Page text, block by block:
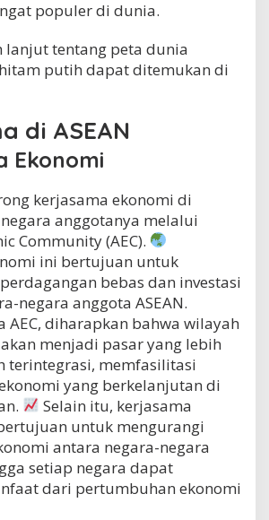
populer di dunia.
lanjut tentang peta dunia
putih dapat ditemukan di
di ASEAN
Ekonomi
kerjasama ekonomi di
anggotanya melalui
Community (AEC).
ini bertujuan untuk
bebas dan investasi
negara anggota ASEAN.
AEC, diharapkan bahwa wilayah
menjadi pasar yang lebih
terintegrasi, memfasilitasi
yang berkelanjutan di
Selain itu, kerjasama
untuk mengurangi
antara negara-negara
setiap negara dapat
dari pertumbuhan ekonomi